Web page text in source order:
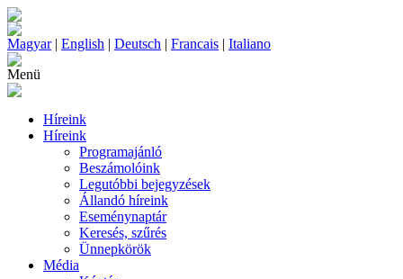
Magyar| English | Deutsch | Francais | Italiano
Menü
Híreink
Híreink
Programajánló
Beszámolóink
Legutóbbi bejegyzések
Állandó híreink
Eseménynaptár
Keresés, szűrés
Ünnepkörök
Média